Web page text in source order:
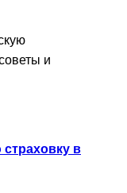
в